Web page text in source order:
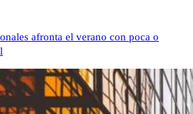
afronta el verano con poca o